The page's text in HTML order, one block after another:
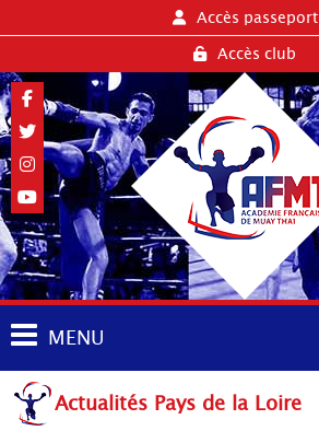
Accès passeport
Accès club
MENU
Actualités Pays de la Loire